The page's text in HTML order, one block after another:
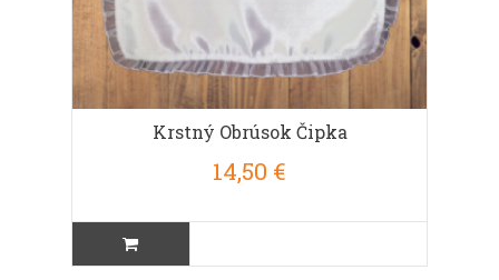
Krstný Obrúsok Čipka
14,50 €